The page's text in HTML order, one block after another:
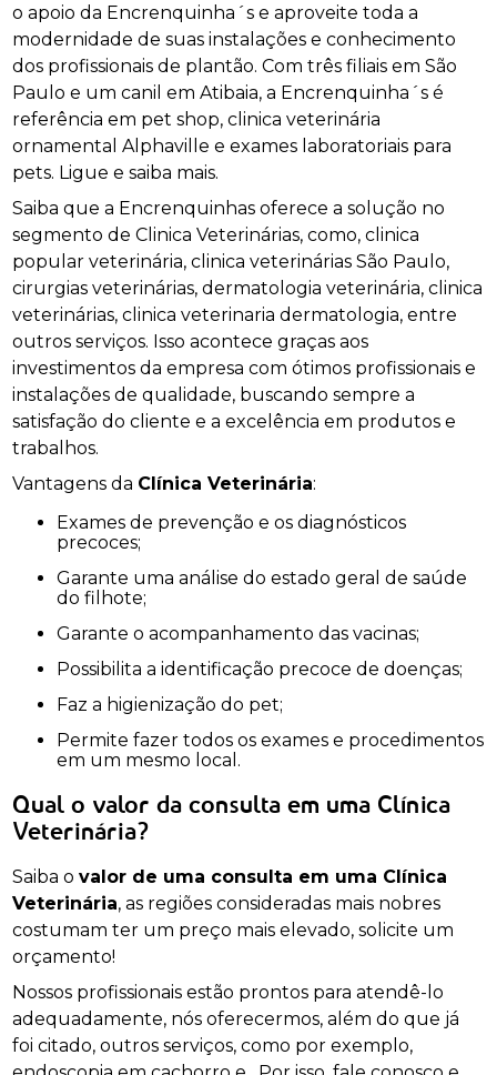
o apoio da Encrenquinha´s e aproveite toda a
modernidade de suas instalações e conhecimento
dos profissionais de plantão. Com três filiais em São
Paulo e um canil em Atibaia, a Encrenquinha´s é
referência em pet shop, clinica veterinária
ornamental Alphaville e exames laboratoriais para
pets. Ligue e saiba mais.
Saiba que a Encrenquinhas oferece a solução no
segmento de Clinica Veterinárias, como, clinica
popular veterinária, clinica veterinárias São Paulo,
cirurgias veterinárias, dermatologia veterinária, clinica
veterinárias, clinica veterinaria dermatologia, entre
outros serviços. Isso acontece graças aos
investimentos da empresa com ótimos profissionais e
instalações de qualidade, buscando sempre a
satisfação do cliente e a excelência em produtos e
trabalhos.
Vantagens da Clínica Veterinária:
Exames de prevenção e os diagnósticos
precoces;
Garante uma análise do estado geral de saúde
do filhote;
Garante o acompanhamento das vacinas;
Possibilita a identificação precoce de doenças;
Faz a higienização do pet;
Permite fazer todos os exames e procedimentos
em um mesmo local.
Qual o valor da consulta em uma Clínica
Veterinária?
Saiba ovalor de uma consulta em uma Clínica
Veterinária, as regiões consideradas mais nobres
costumam ter um preço mais elevado, solicite um
orçamento!
Nossos profissionais estão prontos para atendê-lo
adequadamente, nós oferecermos, além do que já
foi citado, outros serviços, como por exemplo,